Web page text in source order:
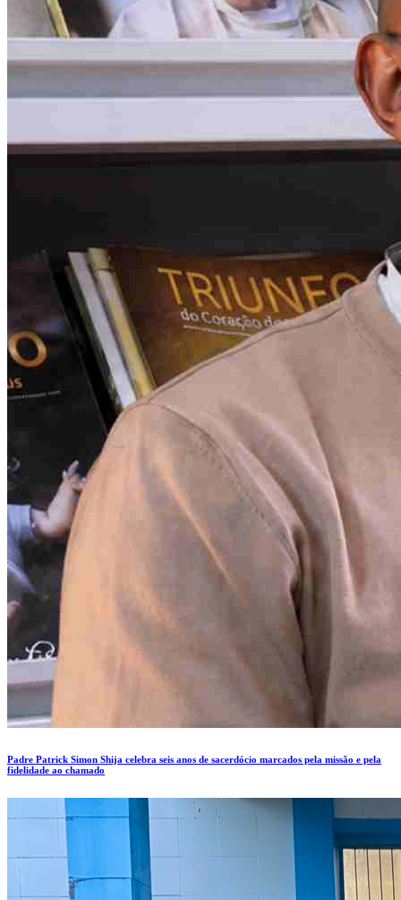
Padre Patrick Simon Shija celebra seis anos de sacerdócio marcados pela missão e pela
fidelidade ao chamado